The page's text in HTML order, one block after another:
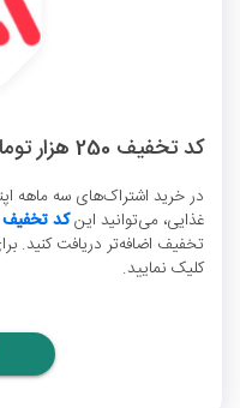
کد تخفیف 250 هزار تومانی اشتراک سه ماهه اپتیت
در خرید اشتراک‌های سه ماهه
غذایی، می‌توانید اینکد تخفیف
تخفیف اضافه‌تر دریافت کنید.
کلیک نمایید.